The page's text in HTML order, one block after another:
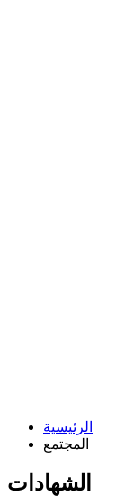
الرئيسية
المجتمع
الشهادات